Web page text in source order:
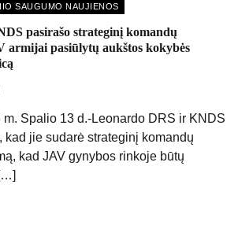
SAUGUMO NAUJIENOS
pasirašo strateginį komandų
armijai pasiūlytų aukštos kokybės
Spalio 13 d.-Leonardo DRS ir KNDS
kad jie sudarė strateginį komandų
kad JAV gynybos rinkoje būtų